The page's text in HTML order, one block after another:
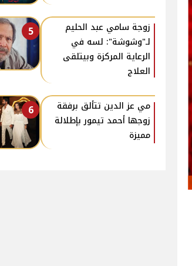
5
زوجة سامي عبد الحليم
لـ"وشوشة": لسه في
الرعاية المركزة وبيتلقى
العلاج
6
مي عز الدين تتألق برفقة
زوجها أحمد تيمور بإطلالة
مميزة